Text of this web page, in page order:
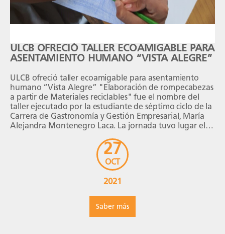
27
OCT
2021
Saber más
ULCB OFRECIÓ TALLER ECOAMIGABLE PARA
ASENTAMIENTO HUMANO “VISTA ALEGRE”
ULCB ofreció taller ecoamigable para asentamiento
humano “Vista Alegre” "Elaboración de rompecabezas
a partir de Materiales reciclables" fue el nombre del
taller ejecutado por la estudiante de séptimo ciclo de la
Carrera de Gastronomía y Gestión Empresarial, María
Alejandra Montenegro Laca. La jornada tuvo lugar el